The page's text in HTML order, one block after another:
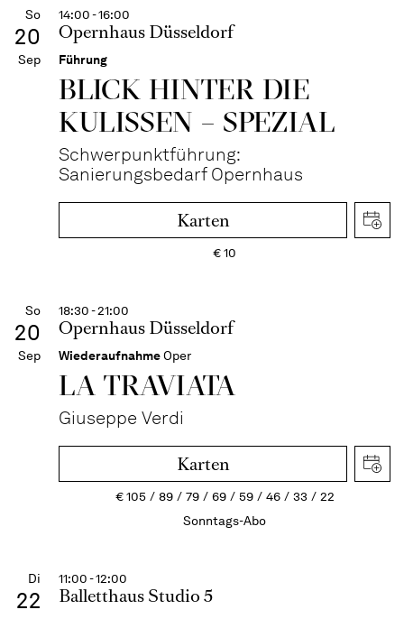
So
20
Sep
14:00 - 16:00
Opernhaus Düsseldorf
Führung
BLICK HINTER DIE
KULISSEN – SPEZIAL
Schwerpunktführung:
Sanierungsbedarf Opernhaus
Karten
€10
So
20
Sep
18:30 - 21:00
Opernhaus Düsseldorf
WiederaufnahmeOper
LA TRAVI­ATA
Giuseppe Verdi
Karten
€105 89 79 69 59 46 33
22
Sonntags-Abo
Di
22
11:00 - 12:00
Balletthaus Studio 5